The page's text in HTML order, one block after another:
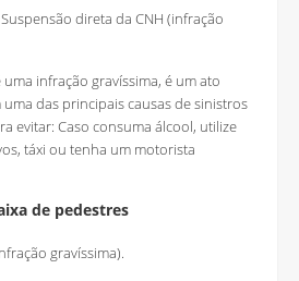
direta da CNH (infração
infração gravíssima, é um ato
das principais causas de sinistros
evitar: Caso consuma álcool, utilize
táxi ou tenha um motorista
de pedestres
gravíssima).